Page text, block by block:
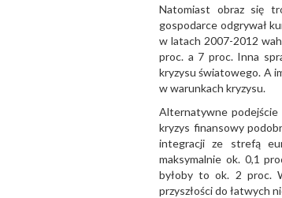
Natomiast obraz się
gospodarce odgrywał
w latach 2007-2012
proc. a 7 proc. Inna
kryzysu światowego. A
w warunkach kryzysu.
Alternatywne podejście
kryzys finansowy
integracji ze strefą
maksymalnie ok. 0,1
byłoby to ok. 2 proc.
przyszłości do łatwych